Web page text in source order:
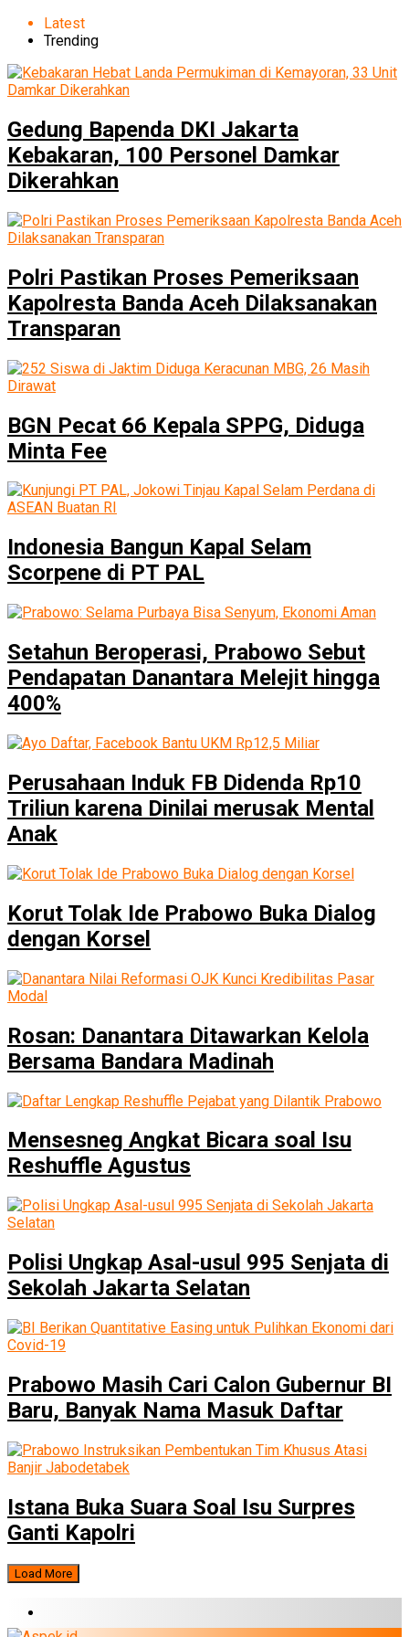
Latest
Trending
Gedung Bapenda DKI Jakarta
Kebakaran, 100 Personel Damkar
Dikerahkan
Polri Pastikan Proses Pemeriksaan
Kapolresta Banda Aceh Dilaksanakan
Transparan
BGN Pecat 66 Kepala SPPG, Diduga
Minta Fee
Indonesia Bangun Kapal Selam
Scorpene di PT PAL
Setahun Beroperasi, Prabowo Sebut
Pendapatan Danantara Melejit hingga
400%
Perusahaan Induk FB Didenda Rp10
Triliun karena Dinilai merusak Mental
Anak
Korut Tolak Ide Prabowo Buka Dialog
dengan Korsel
Rosan: Danantara Ditawarkan Kelola
Bersama Bandara Madinah
Mensesneg Angkat Bicara soal Isu
Reshuffle Agustus
Polisi Ungkap Asal-usul 995 Senjata di
Sekolah Jakarta Selatan
Prabowo Masih Cari Calon Gubernur BI
Baru, Banyak Nama Masuk Daftar
Istana Buka Suara Soal Isu Surpres
Ganti Kapolri
Load More